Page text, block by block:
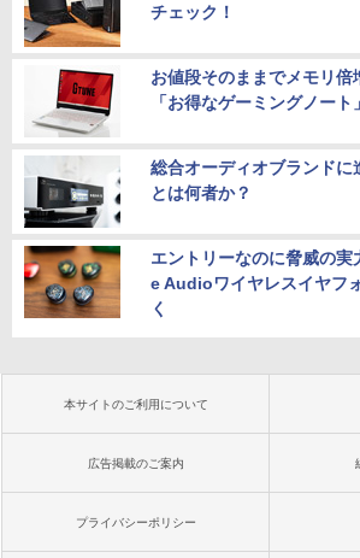
チェック！
お値段そのままでメモリ
「お得なゲーミングノート」
総合オーディオブランドに
とは何者か？
エントリーなのに脅威の
e Audioワイヤレスイヤフ
く
本サイトのご利用について
広告掲載のご案内
プライバシーポリシー